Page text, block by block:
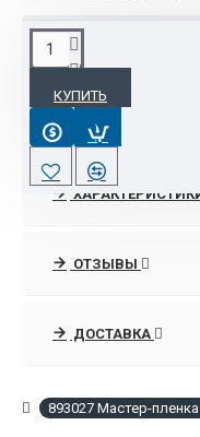
КУПИТЬ
ОПИСАНИЕ
Интернет-магазин
мфу, принтеров ,
Ricoh.
В любое удобное
выбору нужного
благодаря
ОТЗЫВЫ
ДОСТАВКА
893027 Мастер-пленка